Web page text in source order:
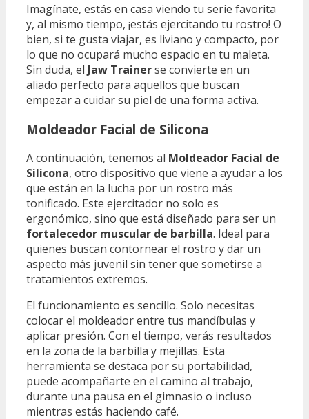
Imagínate, estás en casa viendo tu serie favorita
y, al mismo tiempo, ¡estás ejercitando tu rostro! O
bien, si te gusta viajar, es liviano y compacto, por
lo que no ocupará mucho espacio en tu maleta.
Sin duda, el Jaw Trainerse convierte en un
aliado perfecto para aquellos que buscan
empezar a cuidar su piel de una forma activa.
Moldeador Facial de Silicona
A continuación, tenemos al Moldeador Facial de
Silicona, otro dispositivo que viene a ayudar a los
que están en la lucha por un rostro más
tonificado. Este ejercitador no solo es
ergonómico, sino que está diseñado para ser un
fortalecedor muscular de barbilla. Ideal para
quienes buscan contornear el rostro y dar un
aspecto más juvenil sin tener que sometirse a
tratamientos extremos.
El funcionamiento es sencillo. Solo necesitas
colocar el moldeador entre tus mandíbulas y
aplicar presión. Con el tiempo, verás resultados
en la zona de la barbilla y mejillas. Esta
herramienta se destaca por su portabilidad,
puede acompañarte en el camino al trabajo,
durante una pausa en el gimnasio o incluso
mientras estás haciendo café.